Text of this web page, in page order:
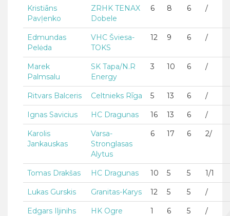
Kristiāns
Pavļenko
ZRHK TENAX
Dobele
6 8 6 /
Edmundas
Pelėda
VHC Šviesa-
TOKS
12 9 6 /
Marek
Palmsalu
SK Tapa/N.R
Energy
3 10 6 /
Ritvars Balceris Celtnieks Rīga 5 13 6 /
Ignas Savicius HC Dragunas 16 13 6 /
Karolis
Jankauskas
Varsa-
Stronglasas
Alytus
6 17 6 2/
Tomas Drakšas HC Dragunas 10 5 5 1/1
Lukas Gurskis Granitas-Karys 12 5 5 /
Edgars Iljinihs HK Ogre 1 6 5 /